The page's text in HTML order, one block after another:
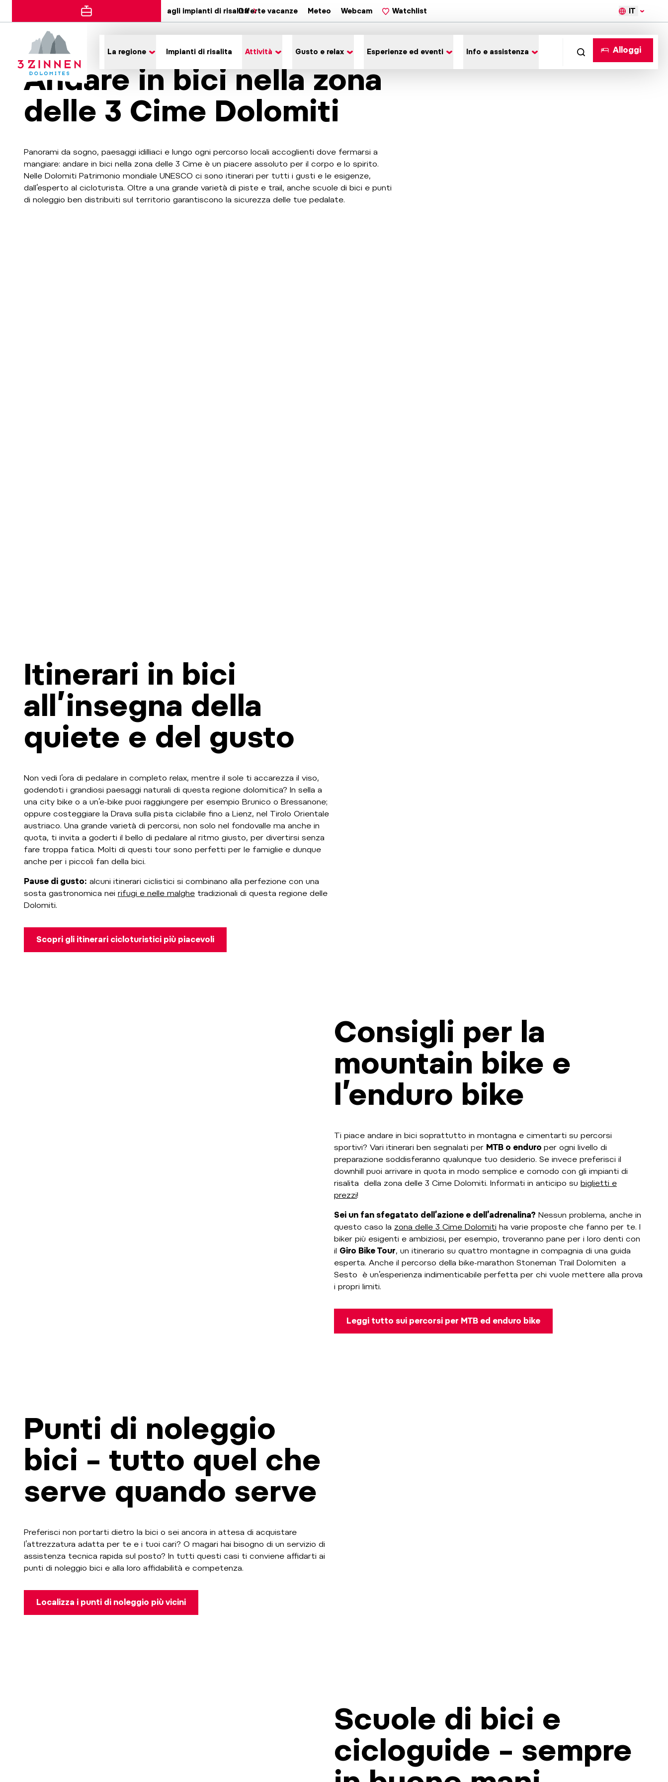
agli impianti di risalitaOfferte vacanze Meteo Webcam Watchlist IT
La regione Impianti di risalita Attività Gusto e relax Esperienze ed eventi Info e assistenza Alloggi
Andare in bici nella zona
delle 3 Cime Dolomiti
Panorami da sogno, paesaggi idilliaci e lungo ogni percorso locali accoglienti dove fermarsi a
mangiare: andare in bici nella zona delle 3 Cime è un piacere assoluto per il corpo e lo spirito.
Nelle Dolomiti Patrimonio mondiale UNESCO ci sono itinerari per tutti i gusti e le esigenze,
dall’esperto al cicloturista. Oltre a una grande varietà di piste e trail, anche scuole di bici e punti
di noleggio ben distribuiti sul territorio garantiscono la sicurezza delle tue pedalate.
Itinerari in bici
all’insegna della
quiete e del gusto
Non vedi l’ora di pedalare in completo relax, mentre il sole ti accarezza il viso,
godendoti i grandiosi paesaggi naturali di questa regione dolomitica? In sella a
una city bike o a un’e-bike puoi raggiungere per esempio Brunico o Bressanone;
oppure costeggiare la Drava sulla pista ciclabile fino a Lienz, nel Tirolo Orientale
austriaco. Una grande varietà di percorsi, non solo nel fondovalle ma anche in
quota, ti invita a goderti il bello di pedalare al ritmo giusto, per divertirsi senza
fare troppa fatica. Molti di questi tour sono perfetti per le famiglie e dunque
anche per i piccoli fan della bici.
Pause di gusto: alcuni itinerari ciclistici si combinano alla perfezione con una
sosta gastronomica nei rifugi e nelle malghe tradizionali di questa regione delle
Dolomiti.
Scopri gli itinerari cicloturistici più piacevoli
Consigli per la
mountain bike e
l’enduro bike
Ti piace andare in bici soprattutto in montagna e cimentarti su percorsi
sportivi? Vari itinerari ben segnalati per MTB o enduro per ogni livello di
preparazione soddisferanno qualunque tuo desiderio. Se invece preferisci il
downhill puoi arrivare in quota in modo semplice e comodo con gli impianti di
risalita della zona delle 3 Cime Dolomiti. Informati in anticipo su biglietti e
prezzi!
Sei un fan sfegatato dell’azione e dell’adrenalina? Nessun problema, anche in
questo caso la zona delle 3 Cime Dolomiti ha varie proposte che fanno per te. I
biker più esigenti e ambiziosi, per esempio, troveranno pane per i loro denti con
il Giro Bike Tour, un itinerario su quattro montagne in compagnia di una guida
esperta. Anche il percorso della bike-marathon Stoneman Trail Dolomiten a
Sesto è un’esperienza indimenticabile perfetta per chi vuole mettere alla prova
i propri limiti.
Leggi tutto sui percorsi per MTB ed enduro bike
Punti di noleggio
bici – tutto quel che
serve quando serve
Preferisci non portarti dietro la bici o sei ancora in attesa di acquistare
l’attrezzatura adatta per te e i tuoi cari? O magari hai bisogno di un servizio di
assistenza tecnica rapida sul posto? In tutti questi casi ti conviene affidarti ai
punti di noleggio bici e alla loro affidabilità e competenza.
Localizza i punti di noleggio più vicini
Scuole di bici e
cicloguide – sempre